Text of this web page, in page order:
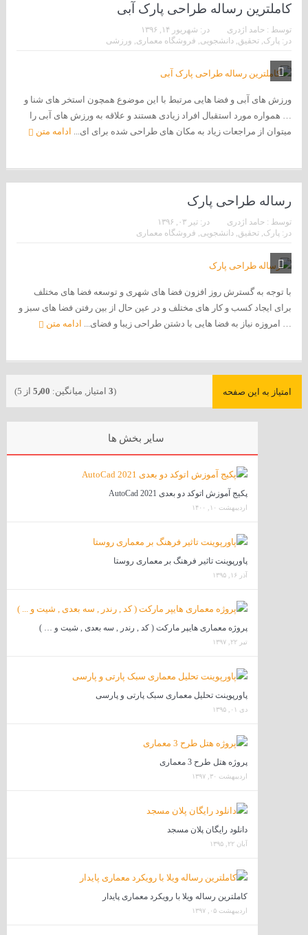
کاملترین رساله طراحی پارک آبی
توسط : حامد اژدری در: شهریور ۱۴, ۱۳۹۶
در: پارک تحقیق دانشجویی فروشگاه معماری ورزشی
ورزش های آبی و فضا هایی مرتبط با این موضوع همچون استخر های شنا و
… همواره مورد استقبال افراد زیادی هستند و علاقه به ورزش های آبی را
میتوان از مراجعات زیاد به مکان های طراحی شده برای ای... ادامه متن
رساله طراحی پارک
توسط : حامد اژدری در: تیر ۰۳, ۱۳۹۶
در: پارک تحقیق دانشجویی فروشگاه معماری
با توجه به گسترش روز افزون فضا های شهری و توسعه فضا های مختلف
برای ایجاد کسب و کار های مختلف و در عین حال از بین رفتن فضا های سبز و
… امروزه نیاز به فضا هایی با دشتن طراحی زیبا و فضای... ادامه متن
امتیاز به این صفحه (
3 امتیاز, میانگین: 5٫00 از 5)
سایر بخش ها
پکیج آموزش اتوکد دو بعدی 2021 AutoCad
اردیبهشت ۱۰, ۱۴۰۰
پاورپوینت تاثیر فرهنگ بر معماری روستا
آذر ۱۶, ۱۳۹۵
پروژه معماری هایپر مارکت ( کد , رندر , سه بعدی , شیت و … )
تیر ۲۲, ۱۳۹۷
پاورپوینت تحلیل معماری سبک پارتی و پارسی
دی ۰۱, ۱۳۹۵
پروژه هتل طرح 3 معماری
اردیبهشت ۳۰, ۱۳۹۷
دانلود رایگان پلان مسجد
آبان ۲۲, ۱۳۹۵
کاملترین رساله ویلا با رویکرد معماری پایدار
اردیبهشت ۰۵, ۱۳۹۷